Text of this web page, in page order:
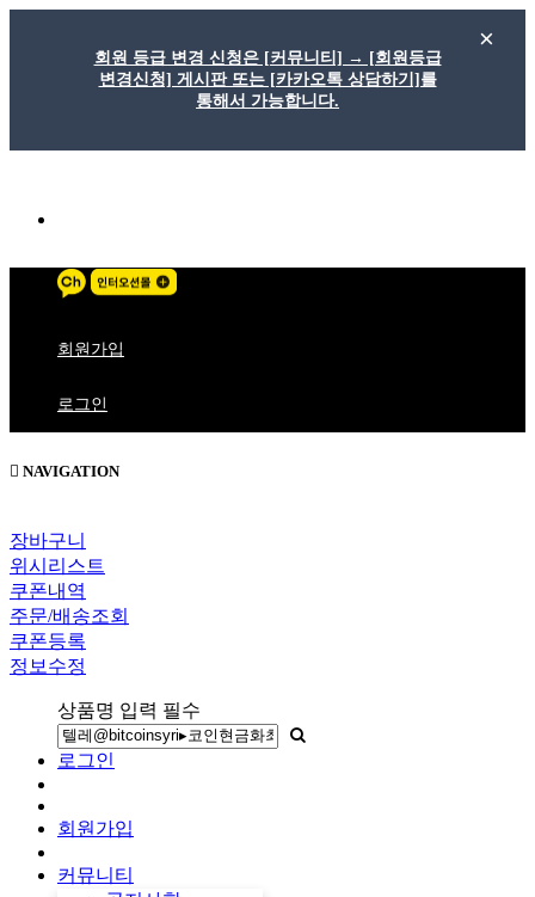
회원 등급 변경 신청은 [커뮤니티] → [회원등급
변경신청] 게시판 또는 [카카오톡 상담하기]를
통해서 가능합니다.
회원가입
로그인
NAVIGATION
장바구니
위시리스트
쿠폰내역
주문/배송조회
쿠폰등록
정보수정
상품명 입력 필수
로그인
회원가입
커뮤니티